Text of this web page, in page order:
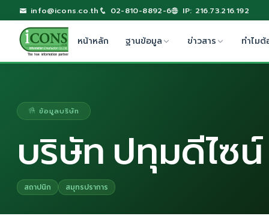
info@icons.co.th 02-810-8892-6 IP: 216.73.216.192
หน้าหลัก ฐานข้อมูล ข่าวสาร ทำไมต้
ข้อมูลบริษัท
บริษัท ปทุมดีไซน์
สถาปนิก สมุทรปราการ